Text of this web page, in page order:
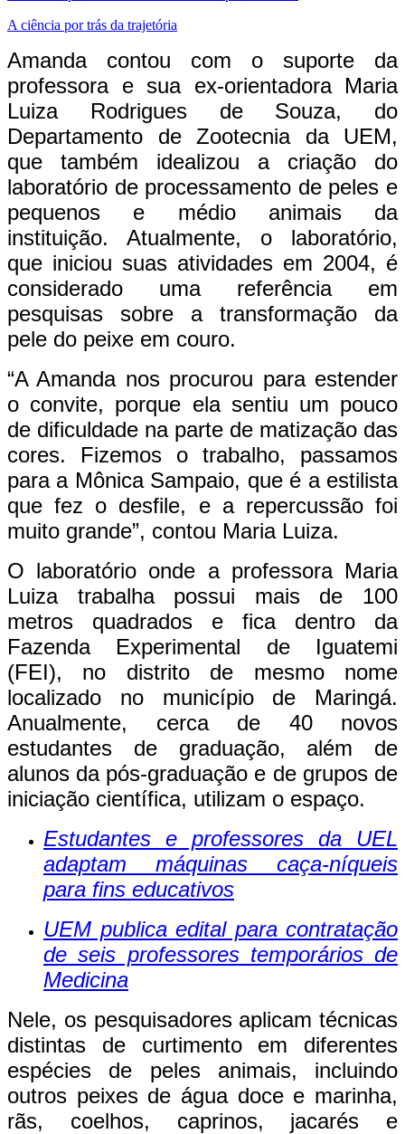
A ciência por trás da trajetória
Amanda contou com o suporte da
professora e sua ex-orientadora Maria
Luiza Rodrigues de Souza, do
Departamento de Zootecnia da UEM,
que também idealizou a criação do
laboratório de processamento de peles e
pequenos e médio animais da
instituição. Atualmente, o laboratório,
que iniciou suas atividades em 2004, é
considerado uma referência em
pesquisas sobre a transformação da
pele do peixe em couro.
“A Amanda nos procurou para estender
o convite, porque ela sentiu um pouco
de dificuldade na parte de matização das
cores. Fizemos o trabalho, passamos
para a Mônica Sampaio, que é a estilista
que fez o desfile, e a repercussão foi
muito grande”, contou Maria Luiza.
O laboratório onde a professora Maria
Luiza trabalha possui mais de 100
metros quadrados e fica dentro da
Fazenda Experimental de Iguatemi
(FEI), no distrito de mesmo nome
localizado no município de Maringá.
Anualmente, cerca de 40 novos
estudantes de graduação, além de
alunos da pós-graduação e de grupos de
iniciação científica, utilizam o espaço.
Estudantes e professores da UEL
adaptam máquinas caça-níqueis
para fins educativos
UEM publica edital para contratação
de seis professores temporários de
Medicina
Nele, os pesquisadores aplicam técnicas
distintas de curtimento em diferentes
espécies de peles animais, incluindo
outros peixes de água doce e marinha,
rãs, coelhos, caprinos, jacarés e